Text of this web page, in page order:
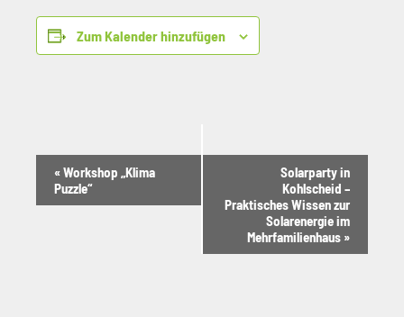
Zum Kalender hinzufügen
Veranstaltung-
Navigation
«Workshop „Klima
Puzzle“
Solarparty in
Kohlscheid –
Praktisches Wissen zur
Solarenergie im
Mehrfamilienhaus »